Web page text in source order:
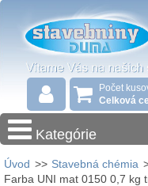
Počet
Celková
Kategórie
Úvod >> Stavebná chémia
Farba UNI mat 0150 0,7 kg